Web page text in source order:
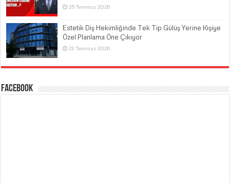
25 Temmuz 2026
Estetik Diş Hekimliğinde Tek Tip Gülüş Yerine Kişiye
Özel Planlama Öne Çıkıyor
23 Temmuz 2026
Facebook